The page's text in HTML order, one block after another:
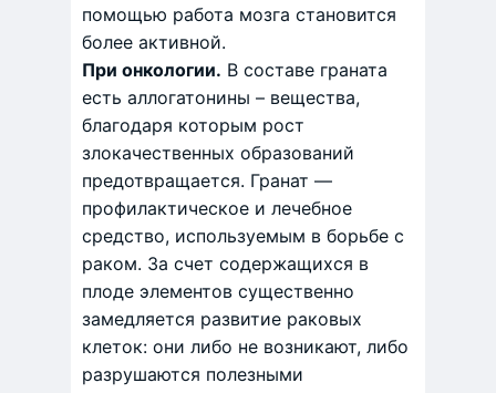
помощью работа мозга становится
более активной.
При онкологии. В составе граната
есть аллогатонины – вещества,
благодаря которым рост
злокачественных образований
предотвращается. Гранат —
профилактическое и лечебное
средство, используемым в борьбе с
раком. За счет содержащихся в
плоде элементов существенно
замедляется развитие раковых
клеток: они либо не возникают, либо
разрушаются полезными